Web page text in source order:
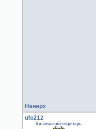
Наверх
ufo212
Коллежский секретарь